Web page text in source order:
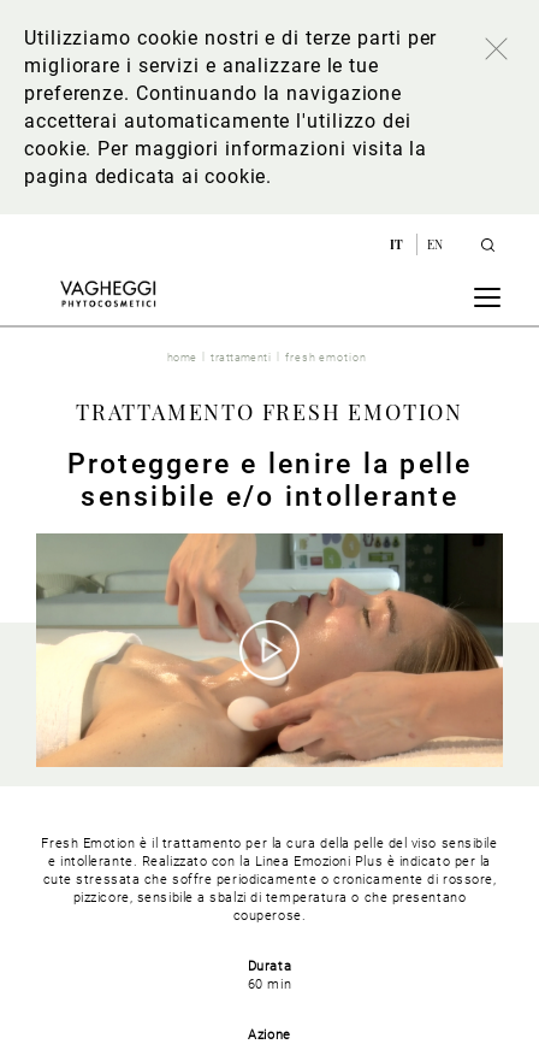
Utilizziamo cookie nostri e di terze parti per
migliorare i servizi e analizzare le tue
preferenze. Continuando la navigazione
accetterai automaticamente l'utilizzo dei
cookie. Per maggiori informazioni visita la
pagina dedicata ai cookie.
IT EN
home trattamenti fresh emotion
TRATTAMENTO FRESH EMOTION
Proteggere e lenire la pelle
sensibile e/o intollerante
Fresh Emotion è il trattamento per la cura della pelle del viso sensibile
e intollerante. Realizzato con la Linea Emozioni Plus è indicato per la
cute stressata che soffre periodicamente o cronicamente di rossore,
pizzicore, sensibile a sbalzi di temperatura o che presentano
couperose.
Durata
60 min
Azione